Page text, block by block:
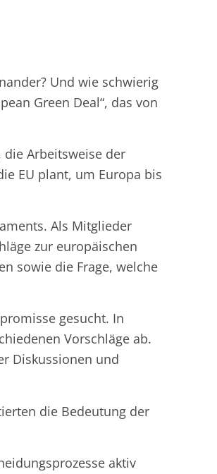
Und wie schwierig
Green Deal“, das von
Arbeitsweise der
EU plant, um Europa bis
Als Mitglieder
zur europäischen
sowie die Frage, welche
gesucht. In
Vorschläge ab.
Diskussionen und
die Bedeutung der
aktiv